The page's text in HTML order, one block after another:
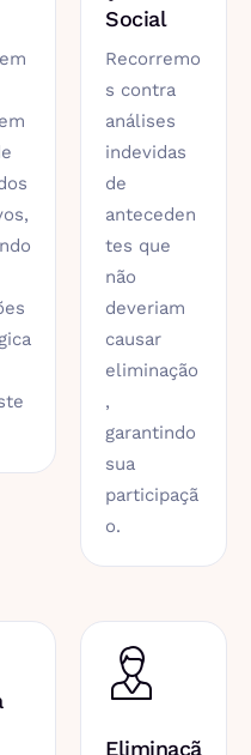
Social
Recorremo
s contra
análises
indevidas
de
anteceden
tes que
não
deveriam
causar
eliminação
,
garantindo
sua
participaçã
o.
Eliminaçã